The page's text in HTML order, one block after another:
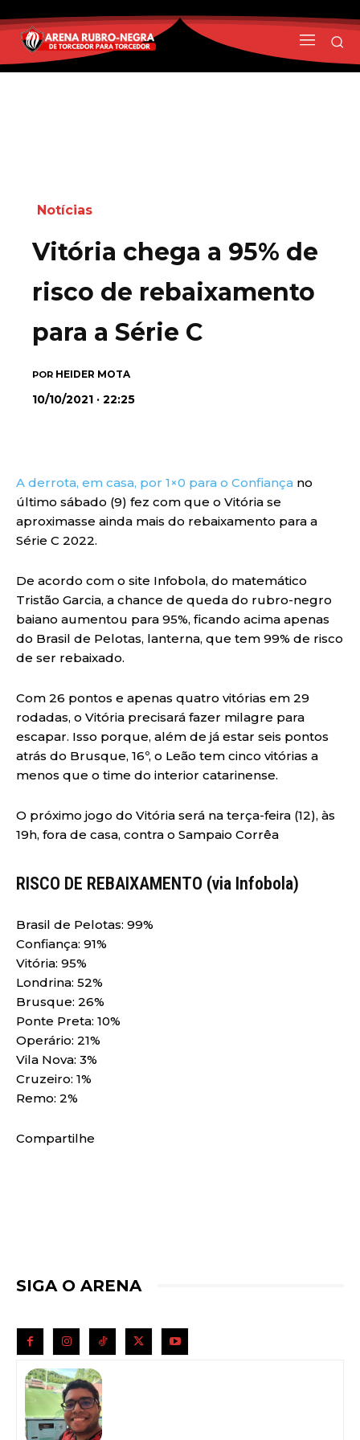
Notícias
Vitória chega a 95% de
risco de rebaixamento
para a Série C
POR HEIDER MOTA
10/10/2021 · 22:25
A derrota, em casa, por 1×0 para o Confiança no
último sábado (9) fez com que o Vitória se
aproximasse ainda mais do rebaixamento para a
Série C 2022.
De acordo com o site Infobola, do matemático
Tristão Garcia, a chance de queda do rubro-negro
baiano aumentou para 95%, ficando acima apenas
do Brasil de Pelotas, lanterna, que tem 99% de risco
de ser rebaixado.
Com 26 pontos e apenas quatro vitórias em 29
rodadas, o Vitória precisará fazer milagre para
escapar. Isso porque, além de já estar seis pontos
atrás do Brusque, 16º, o Leão tem cinco vitórias a
menos que o time do interior catarinense.
O próximo jogo do Vitória será na terça-feira (12), às
19h, fora de casa, contra o Sampaio Corrêa
RISCO DE REBAIXAMENTO (via Infobola)
Brasil de Pelotas: 99%
Confiança: 91%
Vitória: 95%
Londrina: 52%
Brusque: 26%
Ponte Preta: 10%
Operário: 21%
Vila Nova: 3%
Cruzeiro: 1%
Remo: 2%
Compartilhe
SIGA O ARENA